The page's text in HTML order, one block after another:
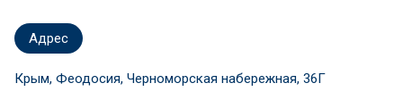
Адрес
Крым, Феодосия, Черноморская набережная, 36Г